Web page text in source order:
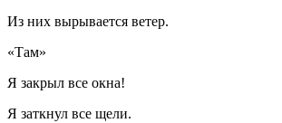
Из них вырывается ветер.
«Там»
Я закрыл все окна!
Я заткнул все щели.